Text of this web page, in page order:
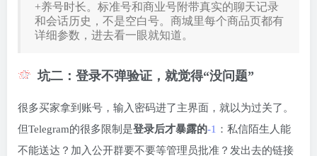
+养号时长。标准号和商业号附带真实的聊天记录
和会话历史，不是空白号。商城里每个商品页都有
详细参数，进去看一眼就知道。
坑二：登录不弹验证，就觉得“没问题”
很多买家拿到账号，输入密码进了主界面，就以为过关了。
但Telegram的很多限制是登录后才暴露的-1 ：私信陌生人能
不能送达？加入公开群要不要等管理员批准？发出去的链接